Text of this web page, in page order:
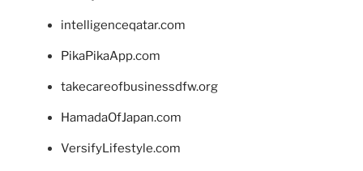
intelligenceqatar.com
PikaPikaApp.com
takecareofbusinessdfw.org
HamadaOfJapan.com
VersifyLifestyle.com